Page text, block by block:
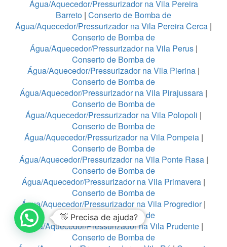
Água/Aquecedor/Pressurizador na Vila Pereira
Barreto | Conserto de Bomba de
Água/Aquecedor/Pressurizador na Vila Pereira Cerca |
Conserto de Bomba de
Água/Aquecedor/Pressurizador na Vila Perus|
Conserto de Bomba de
Água/Aquecedor/Pressurizador na Vila Pierina |
Conserto de Bomba de
Água/Aquecedor/Pressurizador na Vila Pirajussara |
Conserto de Bomba de
Água/Aquecedor/Pressurizador na Vila Polopoli |
Conserto de Bomba de
Água/Aquecedor/Pressurizador na Vila Pompeia|
Conserto de Bomba de
Água/Aquecedor/Pressurizador na Vila Ponte Rasa|
Conserto de Bomba de
Água/Aquecedor/Pressurizador na Vila Primavera |
Conserto de Bomba de
Água/Aquecedor/Pressurizador na Vila Progredior|
Conserto de Bomba de
Água/Aquecedor/Pressurizador na Vila Prudente |
Conserto de Bomba de
👋 Precisa de ajuda?